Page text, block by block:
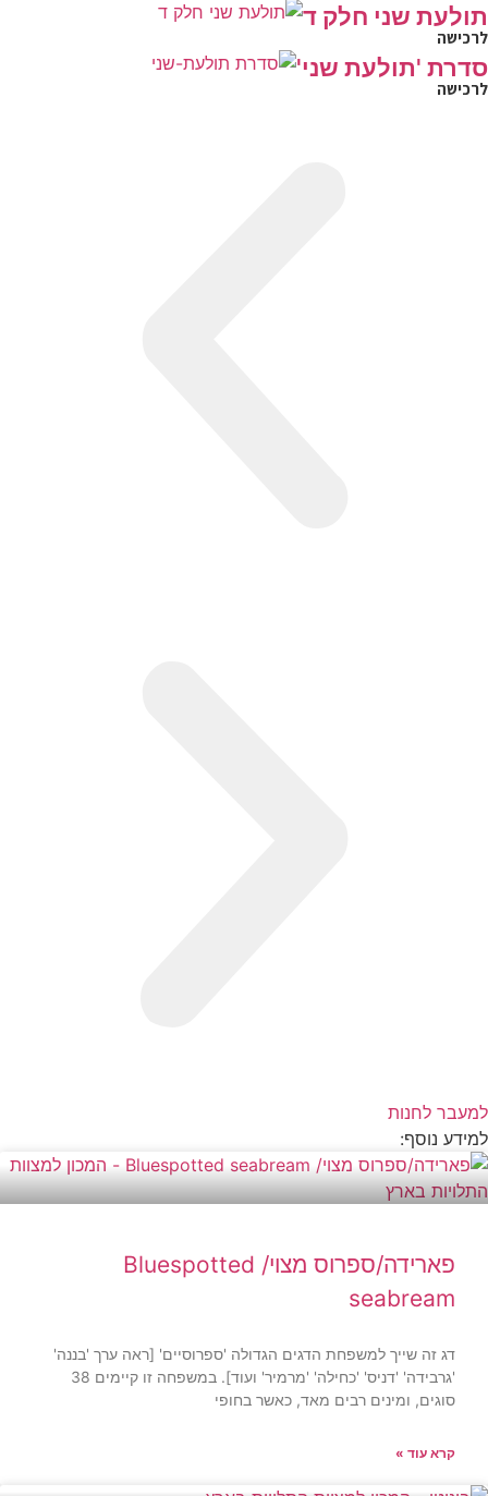
תולעת שני חלק ד
לרכישה
סדרת 'תולעת שני'
לרכישה
למעבר לחנות
למידע נוסף:
פארידה/ספרוס מצוי/ Bluespotted
seabream
דג זה שייך למשפחת הדגים הגדולה 'ספרוסיים' [ראה ערך 'בננה'
'גרבידה' 'דניס' 'כחילה' 'מרמיר' ועוד]. במשפחה זו קיימים 38
סוגים, ומינים רבים מאד, כאשר בחופי
קרא עוד »